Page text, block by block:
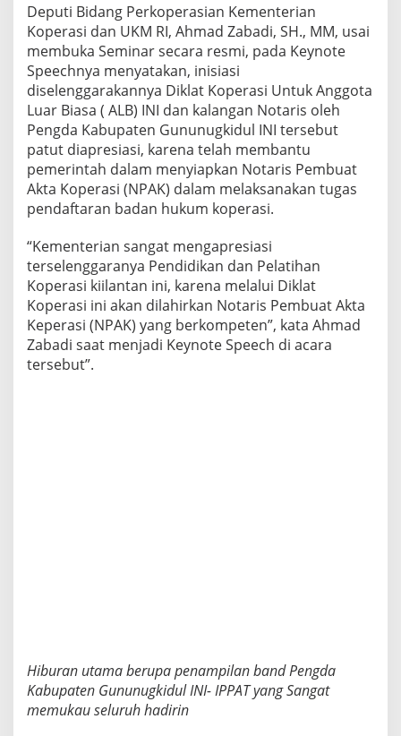
Deputi Bidang Perkoperasian Kementerian
Koperasi dan UKM RI, Ahmad Zabadi, SH., MM, usai
membuka Seminar secara resmi, pada Keynote
Speechnya menyatakan, inisiasi
diselenggarakannya Diklat Koperasi Untuk Anggota
Luar Biasa ( ALB) INI dan kalangan Notaris oleh
Pengda Kabupaten Gununugkidul INI tersebut
patut diapresiasi, karena telah membantu
pemerintah dalam menyiapkan Notaris Pembuat
Akta Koperasi (NPAK) dalam melaksanakan tugas
pendaftaran badan hukum koperasi.
“Kementerian sangat mengapresiasi
terselenggaranya Pendidikan dan Pelatihan
Koperasi kiilantan ini, karena melalui Diklat
Koperasi ini akan dilahirkan Notaris Pembuat Akta
Keperasi (NPAK) yang berkompeten”, kata Ahmad
Zabadi saat menjadi Keynote Speech di acara
tersebut”.
Hiburan utama berupa penampilan band Pengda
Kabupaten Gununugkidul INI- IPPAT yang Sangat
memukau seluruh hadirin